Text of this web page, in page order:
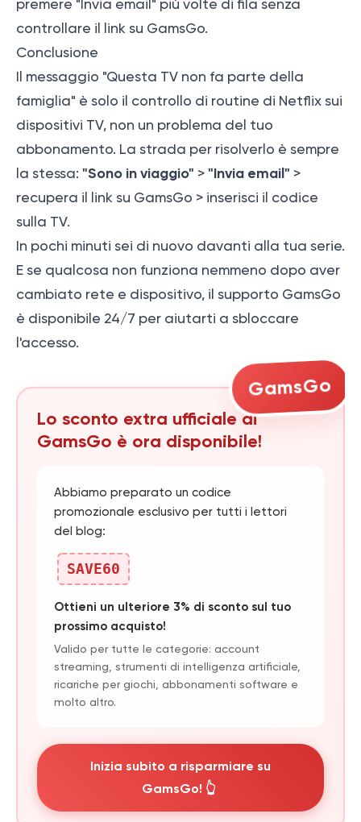
premere "Invia email" più volte di fila senza
controllare il link su GamsGo.
Conclusione
Il messaggio "Questa TV non fa parte della
famiglia" è solo il controllo di routine di Netflix sui
dispositivi TV, non un problema del tuo
abbonamento. La strada per risolverlo è sempre
la stessa: "Sono in viaggio" > "Invia email" >
recupera il link su GamsGo > inserisci il codice
sulla TV.
In pochi minuti sei di nuovo davanti alla tua serie.
E se qualcosa non funziona nemmeno dopo aver
cambiato rete e dispositivo, il supporto GamsGo
è disponibile 24/7 per aiutarti a sbloccare
l'accesso.
GamsGo
Lo sconto extra ufficiale di
GamsGo è ora disponibile!
Abbiamo preparato un codice
promozionale esclusivo per tutti i lettori
del blog:
SAVE60
Ottieni un ulteriore 3% di sconto sul tuo
prossimo acquisto!
Valido per tutte le categorie: account
streaming, strumenti di intelligenza artificiale,
ricariche per giochi, abbonamenti software e
molto altro.
Inizia subito a risparmiare su
GamsGo! 👆